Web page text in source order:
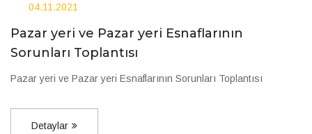
04.11.2021
Pazar yeri ve Pazar yeri Esnaflarının
Sorunları Toplantısı
Pazar yeri ve Pazar yeri Esnaflarının Sorunları Toplantısı
Detaylar